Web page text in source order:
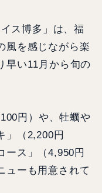
ス博多」は、福
風を感じながら楽
早い11月から旬の
円）や、牡蠣や
」（2,200円
ース」（4,950円
ューも用意されて